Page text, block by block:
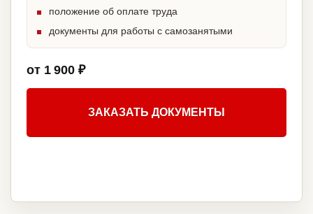
положение об оплате труда
документы для работы с самозанятыми
от 1 900 ₽
ЗАКАЗАТЬ ДОКУМЕНТЫ